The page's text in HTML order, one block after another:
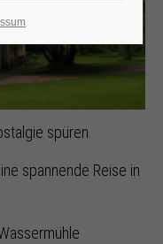
spüren.
spannende Reise in